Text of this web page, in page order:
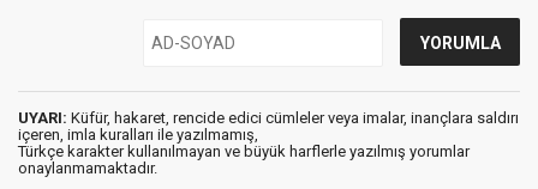
UYARI: Küfür, hakaret, rencide edici cümleler veya imalar, inançlara saldırı
içeren, imla kuralları ile yazılmamış,
Türkçe karakter kullanılmayan ve büyük harflerle yazılmış yorumlar
onaylanmamaktadır.